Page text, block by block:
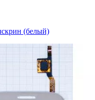
(белый)